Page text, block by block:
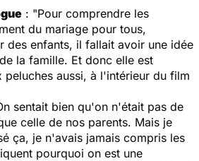
: "Pour comprendre les
du mariage pour tous,
des enfants, il fallait avoir une idée
la famille. Et donc elle est
peluches aussi, à l'intérieur du film
sentait bien qu'on n'était pas de
celle de nos parents. Mais je
ça, je n'avais jamais compris les
pourquoi on est une